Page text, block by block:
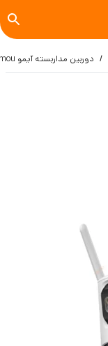
دوربین مداربسته آیمو imou